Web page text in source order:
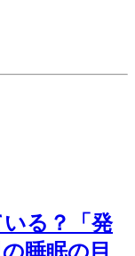
る？「発
睡眠の目